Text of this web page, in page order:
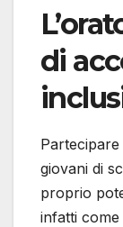
di
giovani di
proprio
infatti